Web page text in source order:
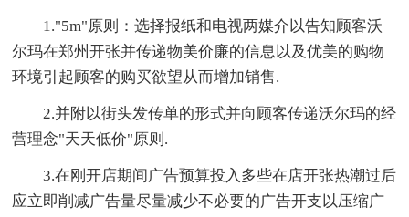
1."5m"原则：选择报纸和电视两媒介以告知顾客沃
尔玛在郑州开张并传递物美价廉的信息以及优美的购物
环境引起顾客的购买欲望从而增加销售.
2.并附以街头发传单的形式并向顾客传递沃尔玛的经
营理念"天天低价"原则.
3.在刚开店期间广告预算投入多些在店开张热潮过后
应立即削减广告量尽量减少不必要的广告开支以压缩广